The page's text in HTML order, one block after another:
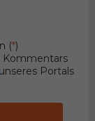
(*)
Kommentars
unseres Portals